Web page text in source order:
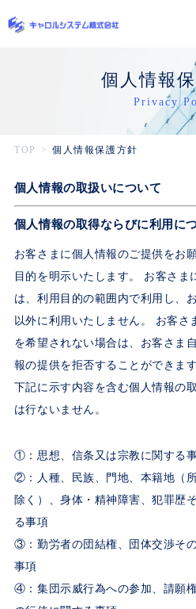
個人情報
Privacy
TOP 個人情報保護方針
個人情報の取扱いについて
個人情報の取得ならびに利用に
お客さまに個人情報のご提供をお
目的を明示いたします。 お客さま
は、利用目的の範囲内で利用し、
以外に利用いたしません。 お客さ
を希望されない場合は、お客さま
報の提供を拒否することができま
下記に示す内容を含む個人情報の
は行ないません。
①：思想、信条又は宗教に関する
②：人種、民族、門地、本籍地（
除く）、身体・精神障害、犯罪歴
る事項
③：勤労者の団結権、団体交渉そ
事項
④：集団示威行為への参加、請願